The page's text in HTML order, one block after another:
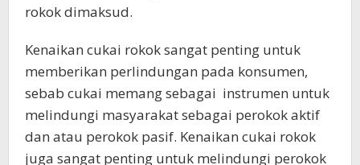
rokok dimaksud.
Kenaikan cukai rokok sangat penting untuk
memberikan perlindungan pada konsumen,
sebab cukai memang sebagai instrumen untuk
melindungi masyarakat sebagai perokok aktif
dan atau perokok pasif. Kenaikan cukai rokok
juga sangat penting untuk melindungi perokok